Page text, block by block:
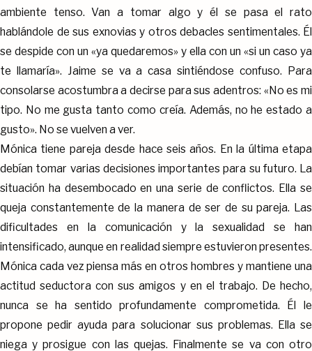
ambiente tenso. Van a tomar algo y él se pasa el rato
hablándole de sus exnovias y otros debacles sentimentales. Él
se despide con un «ya quedaremos» y ella con un «si un caso ya
te llamaría». Jaime se va a casa sintiéndose confuso. Para
consolarse acostumbra a decirse para sus adentros: «No es mi
tipo. No me gusta tanto como creía. Además, no he estado a
gusto». No se vuelven a ver.
Mónica tiene pareja desde hace seis años. En la última etapa
debían tomar varias decisiones importantes para su futuro. La
situación ha desembocado en una serie de conflictos. Ella se
queja constantemente de la manera de ser de su pareja. Las
dificultades en la comunicación y la sexualidad se han
intensificado, aunque en realidad siempre estuvieron presentes.
Mónica cada vez piensa más en otros hombres y mantiene una
actitud seductora con sus amigos y en el trabajo. De hecho,
nunca se ha sentido profundamente comprometida. Él le
propone pedir ayuda para solucionar sus problemas. Ella se
niega y prosigue con las quejas. Finalmente se va con otro